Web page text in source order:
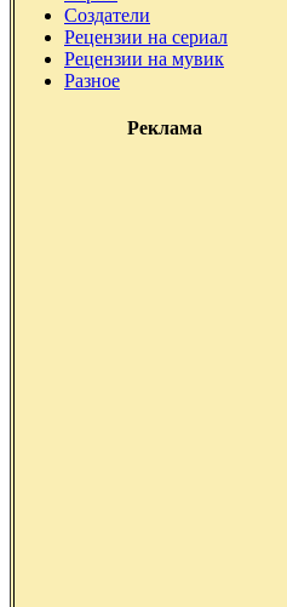
Создатели
Рецензии на сериал
Рецензии на мувик
Разное
Реклама